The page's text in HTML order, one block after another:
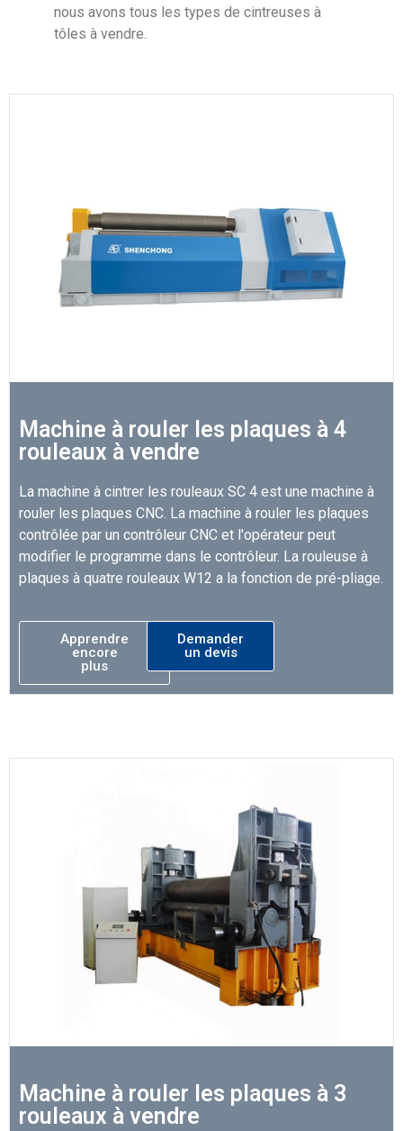
nous avons tous les types de cintreuses à
tôles à vendre.
Machine à rouler les plaques à 4
rouleaux à vendre
La machine à cintrer les rouleaux SC 4 est une machine à
rouler les plaques CNC. La machine à rouler les plaques
contrôlée par un contrôleur CNC et l'opérateur peut
modifier le programme dans le contrôleur. La rouleuse à
plaques à quatre rouleaux W12 a la fonction de pré-pliage.
Apprendre
encore
plus
Demander
un devis
Machine à rouler les plaques à 3
rouleaux à vendre